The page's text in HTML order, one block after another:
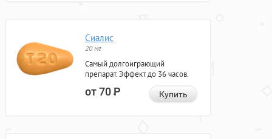
Сиалис
20 мг
Самый долгоиграющий
препарат. Эффект до 36 часов.
от 70Р Купить